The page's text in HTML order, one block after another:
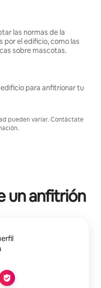
las normas de la
el edificio, como las
sobre mascotas.
para anfitrionar tu
pueden variar. Contáctate
un anfitrión